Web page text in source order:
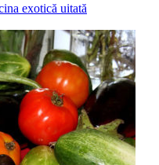
exotică uitată